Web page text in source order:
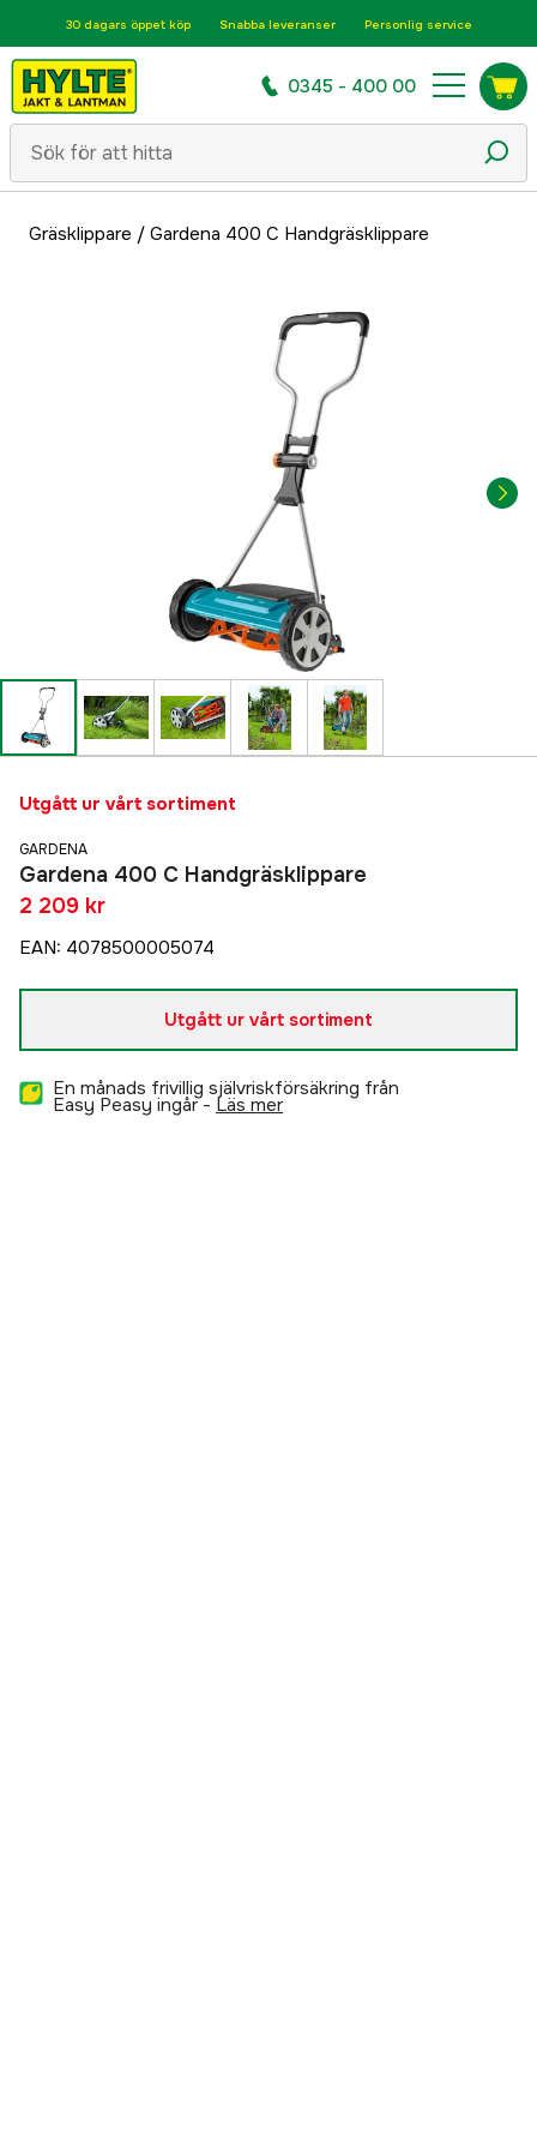
30 dagars öppet köp Snabba leveranser Personlig service
0345 - 400 00
Gräsklippare / Gardena 400 C Handgräsklippare
Utgått ur vårt sortiment
GARDENA
Gardena 400 C Handgräsklippare
2 209 kr
EAN: 4078500005074
Utgått ur vårt sortiment
En månads frivillig självriskförsäkring från
Easy Peasy ingår - läs mer